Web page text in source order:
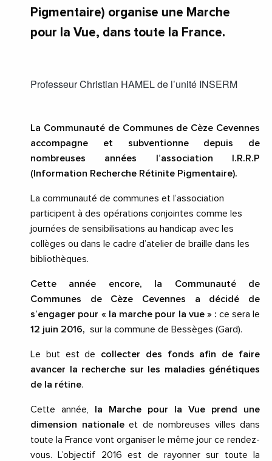
Pigmentaire) organise une Marche
pour la Vue, dans toute la France.
Professeur Christian HAMEL de l’unité INSERM
La Communauté de Communes de Cèze Cevennes
accompagne et subventionne depuis de
nombreuses années l’association
I.R.R.P
(Information Recherche Rétinite Pigmentaire).
La communauté de communes et l’association
participent à des opérations conjointes comme les
journées de sensibilisations au handicap avec les
collèges ou dans le cadre d’atelier de braille dans les
bibliothèques.
Cette année encore, la Communauté de
Communes de Cèze Cevennes a décidé de
s’engager pour « la marche pour la vue » : ce sera le
12 juin 2016, sur la commune de Bessèges (Gard).
Le but est de collecter des fonds afin de faire
avancer la recherche sur les maladies génétiques
de la rétine.
Cette année,
la Marche pour la Vue prend une
dimension nationaleet de nombreuses villes dans
toute la France vont organiser le même jour ce rendez-
vous. L’objectif 2016 est de rayonner sur toute la